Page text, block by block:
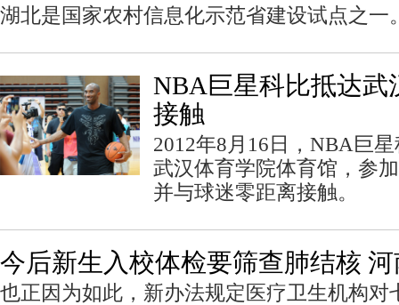
湖北是国家农村信息化示范省建设试点之一
NBA巨星科比抵达武
接触
2012年8月16日，NBA巨
武汉体育学院体育馆，参
并与球迷零距离接触。
今后新生入校体检要筛查肺结核
也正因为如此，新办法规定医疗卫生机构对